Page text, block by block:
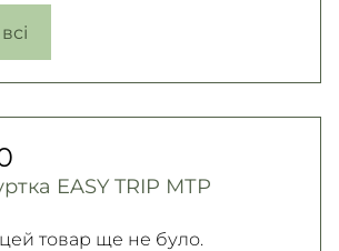
EASY TRIP МТР
цей товар ще не було.